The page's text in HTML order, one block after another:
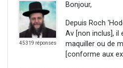
45319 réponses
Bonjour,
Depuis Roch
Av [non inclus], il
maquiller ou de
[conforme aux